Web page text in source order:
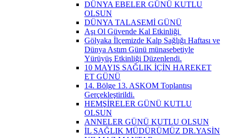
DÜNYA EBELER GÜNÜ KUTLU
OLSUN
DÜNYA TALASEMİ GÜNÜ
Aşı Ol Güvende Kal Etkinliği ​
Gölyaka İlçemizde Kalp Sağlığı Haftası ve
Dünya Astım Günü münasebetiyle
Yürüyüş Etkinliği Düzenlendi.
10 MAYIS SAĞLIK İÇİN HAREKET
ET GÜNÜ
14. Bölge 13. ASKOM Toplantısı
Gerçekleştirildi.
HEMŞİRELER GÜNÜ KUTLU
OLSUN
ANNELER GÜNÜ KUTLU OLSUN
İL SAĞLIK MÜDÜRÜMÜZ DR.YASİN